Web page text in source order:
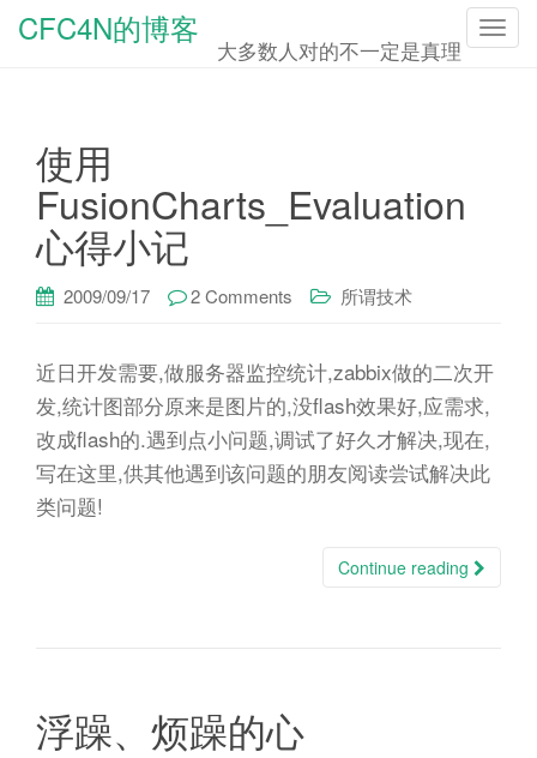
T
g
CFC4N的博客
大多数人对的不一定是真理
使用
FusionCharts_Evaluation
心得小记
2009/09/17 2 Comments 所谓技术
近日开发需要,做服务器监控统计,zabbix做的二次开
发,统计图部分原来是图片的,没flash效果好,应需求,
改成flash的.遇到点小问题,调试了好久才解决,现在,
写在这里,供其他遇到该问题的朋友阅读尝试解决此
类问题!
Continue reading
浮躁、烦躁的心